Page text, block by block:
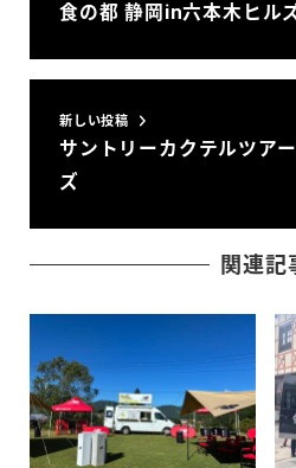
食の都 静岡in六本木ヒル
新しい投稿
サントリーカクテルツア
ズ
関連記